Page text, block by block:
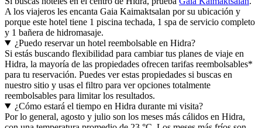
A los viajeros les encanta Gaia Kaimaktsalan por su ubicación y
porque este hotel tiene 1 piscina techada, 1 spa de servicio completo
y 1 bañera de hidromasaje.
¿Puedo reservar un hotel reembolsable en Hidra?
Si estás buscando flexibilidad para cambiar tus planes de viaje en
Hidra, la mayoría de las propiedades ofrecen tarifas reembolsables*
para tu reservación. Puedes ver estas propiedades si buscas en
nuestro sitio y usas el filtro para ver opciones totalmente
reembolsables para limitar los resultados.
¿Cómo estará el tiempo en Hidra durante mi visita?
Por lo general, agosto y julio son los meses más cálidos en Hidra,